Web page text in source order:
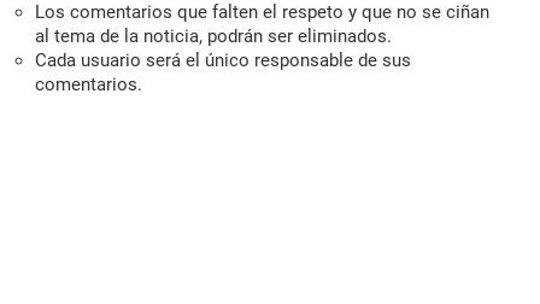
Los comentarios que falten el respeto y que no se ciñan
al tema de la noticia, podrán ser eliminados.
Cada usuario será el único responsable de sus
comentarios.